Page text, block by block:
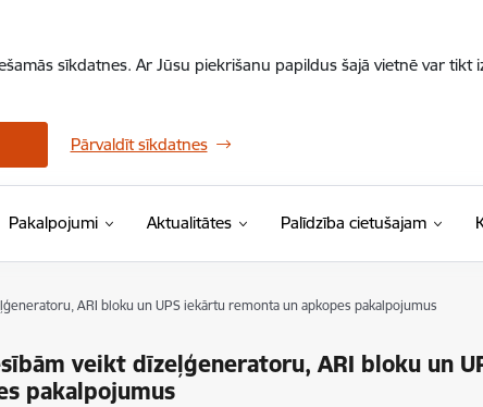
sīkdatnes. Ar Jūsu piekrišanu papildus šajā vietnē var
Pārvaldīt sīkdatnes
Pakalpojumi Aktualitātes Palīdzība cietušajam
ARI bloku un UPS iekārtu remonta un apkopes pakalpojumus
veikt dīzeļģeneratoru, ARI bloku un
pakalpojumus